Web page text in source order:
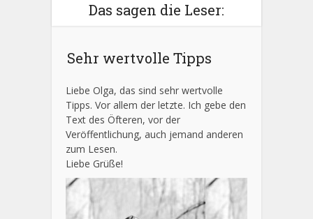
Das sagen die Leser:
Sehr wertvolle Tipps
Liebe Olga, das sind sehr wertvolle
Tipps. Vor allem der letzte. Ich gebe den
Text des Öfteren, vor der
Veröffentlichung, auch jemand anderen
zum Lesen.
Liebe Grüße!